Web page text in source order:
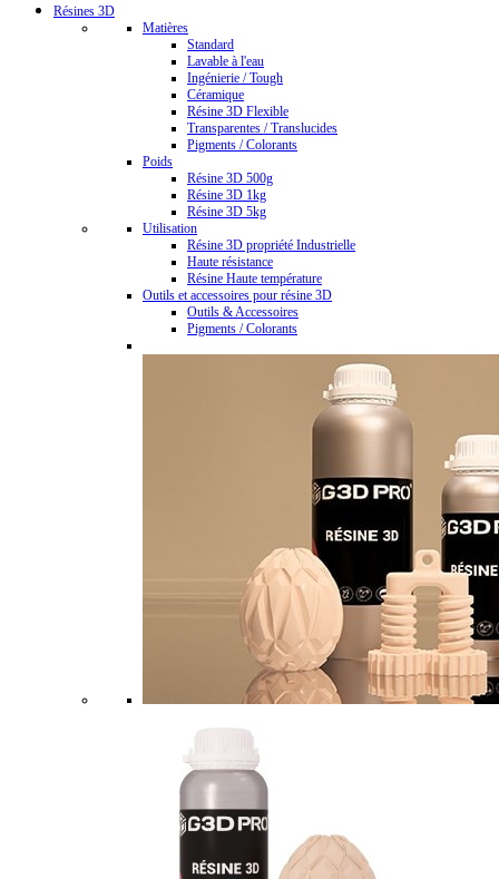
Résines 3D
Matières
Standard
Lavable à l'eau
Ingénierie / Tough
Céramique
Résine 3D Flexible
Transparentes / Translucides
Pigments / Colorants
Poids
Résine 3D 500g
Résine 3D 1kg
Résine 3D 5kg
Utilisation
Résine 3D propriété Industrielle
Haute résistance
Résine Haute température
Outils et accessoires pour résine 3D
Outils & Accessoires
Pigments / Colorants